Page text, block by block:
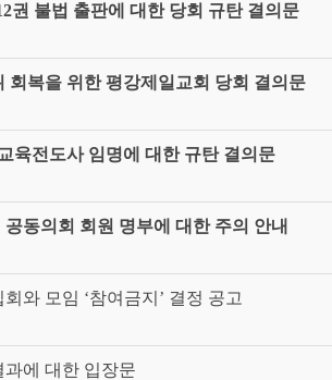
권 불법 출판에 대한 당회 규탄 결의문
회복을 위한 평강제일교회 당회 결의문
육전도사 임명에 대한 규탄 결의문
동의회 회원 명부에 대한 주의 안내
와 모임 ‘참여금지’ 결정 공고
에 대한 입장문